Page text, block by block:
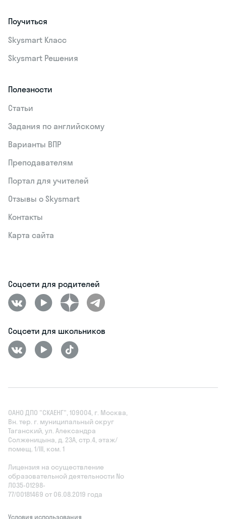
Поучиться
Skysmart Класс
Skysmart Решения
Полезности
Статьи
Задания по английскому
Варианты ВПР
Преподавателям
Портал для учителей
Отзывы о Skysmart
Контакты
Карта сайта
Соцсети для родителей
Соцсети для школьников
ОАНО ДПО "СКАЕНГ", 109004, г. Москва,
Вн. тер. г. муниципальный округ
Таганский, ул. Александра
Солженицына, д. 23А, стр.4, этаж/
помещ. 1/III, ком. 1
Лицензия на осуществление
образовательной деятельности No
Л035‑01298-
77/00181469 от 06.08.2019 года
Условия использования